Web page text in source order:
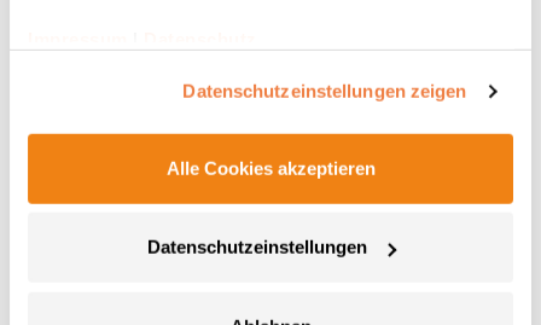
Datenschutzeinstellungen zeigen
Alle Cookies akzeptieren
Datenschutzeinstellungen
E-Mail: info@promodoro.de
E7635 Promodoro Damen Steppweste